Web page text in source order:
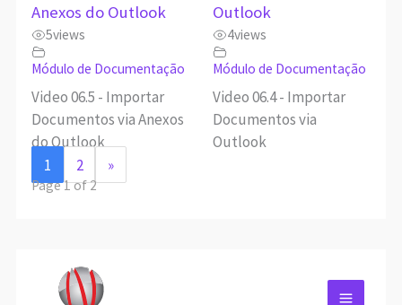
Anexos do Outlook
5views
Módulo de Documentação
Video 06.5 - Importar
Documentos via Anexos
do Outlook
Outlook
4views
Módulo de Documentação
Video 06.4 - Importar
Documentos via
Outlook
1
2 »
Page 1 of 2